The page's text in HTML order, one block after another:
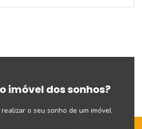
imóvel dos sonhos?
o seu sonho de um imóvel